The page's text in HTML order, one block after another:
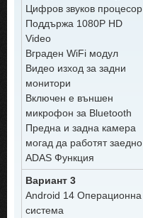
Цифров звуков процесор
Поддържа 1080P HD
Video
Вграден WiFi модул
Видео изход за задни
монитори
Включен е външен
микрофон за Bluetooth
Предна и задна камера
могад да работят заедно
ADAS Функция
Вариант 3
Android 14 Операционна
система